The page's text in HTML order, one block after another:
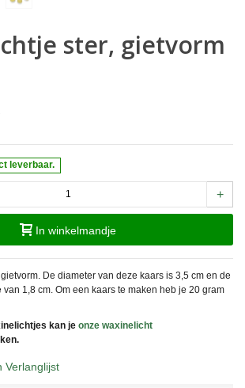
ster, gietvorm
leverbaar.
+
In winkelmandje
De diameter van deze kaars is 3,5 cm en de
1,8 cm. Om een kaars te maken heb je 20 gram
kan je onze waxinelicht
Verlanglijst